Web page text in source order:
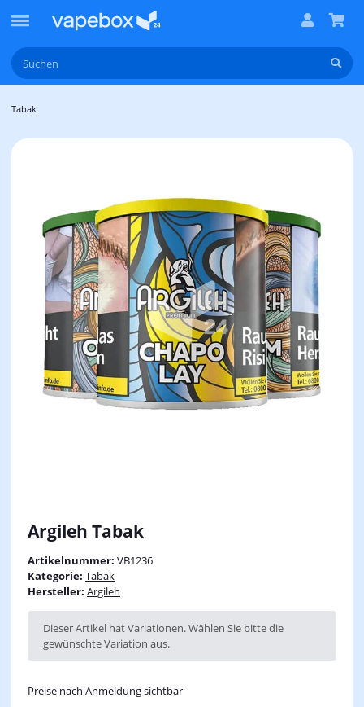
Tabak
Argileh Tabak
Artikelnummer: VB1236
Kategorie: Tabak
Hersteller: Argileh
x
Dieser Artikel hat Variationen. Wählen Sie bitte die
gewünschte Variation aus.
Preise nach Anmeldung sichtbar